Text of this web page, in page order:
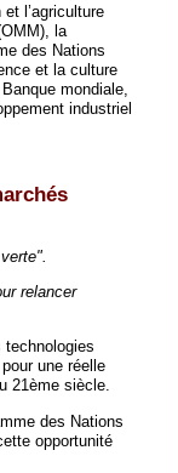
l’agriculture
la
des Nations
et la culture
mondiale,
industriel
relancer
technologies
une réelle
21ème siècle.
des Nations
opportunité